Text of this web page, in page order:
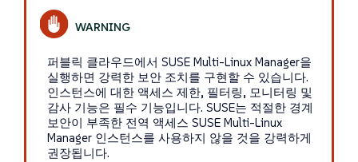
퍼블릭 클라우드에서 SUSE Multi-Linux Manager을
실행하면 강력한 보안 조치를 구현할 수 있습니다.
인스턴스에 대한 액세스 제한, 필터링, 모니터링 및
감사 기능은 필수 기능입니다. SUSE는 적절한 경계
보안이 부족한 전역 액세스 SUSE Multi-Linux
Manager 인스턴스를 사용하지 않을 것을 강력하게
권장됩니다.